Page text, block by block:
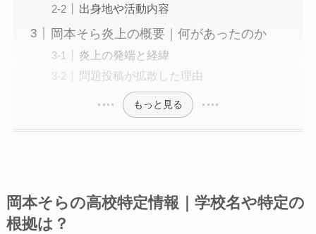
出身地や活動内容
岡本そら炎上の概要｜何があったのか
炎上の発端と経緯
問題投稿が拡散した理由
もっと見る
岡本そらの高校特定情報｜学校名や特定の
根拠は？